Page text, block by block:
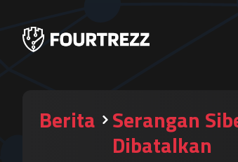
Berita Serangan
Dibatalkan